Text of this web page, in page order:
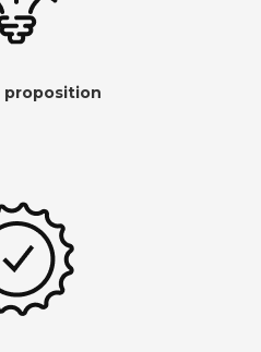
proposition